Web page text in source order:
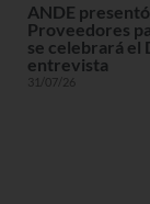
ANDE
Proveedores
se celebrará el
entrevista
31/07/26